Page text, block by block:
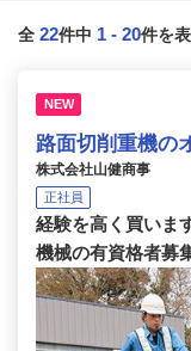
全 22件中 1 - 20件を
NEW
路面切削重機の
株式会社山健商事
正社員
経験を高く買いま
機械の有資格者募